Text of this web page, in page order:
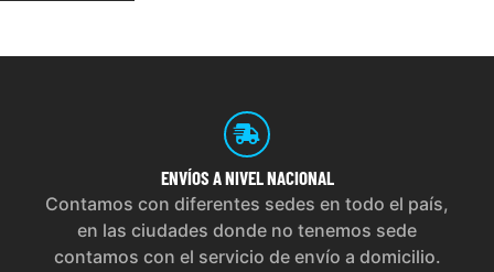
ENVÍOS A NIVEL NACIONAL
Contamos con diferentes sedes en todo el país,
en las ciudades donde no tenemos sede
contamos con el servicio de envío a domicilio.